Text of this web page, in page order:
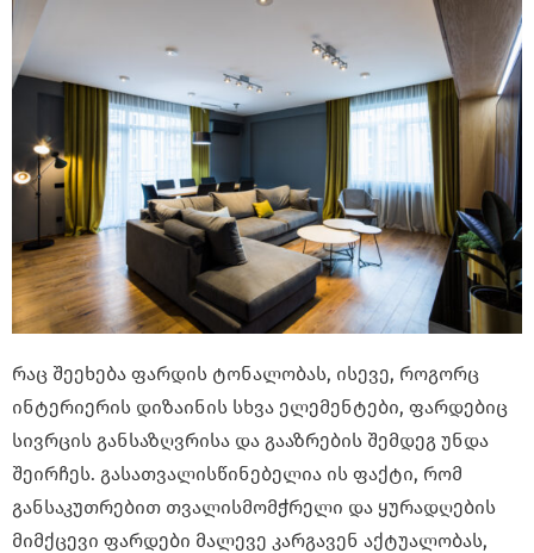
რაც შეეხება ფარდის ტონალობას, ისევე, როგორც
ინტერიერის დიზაინის სხვა ელემენტები, ფარდებიც
სივრცის განსაზღვრისა და გააზრების შემდეგ უნდა
შეირჩეს. გასათვალისწინებელია ის ფაქტი, რომ
განსაკუთრებით თვალისმომჭრელი და ყურადღების
მიმქცევი ფარდები მალევე კარგავენ აქტუალობას,